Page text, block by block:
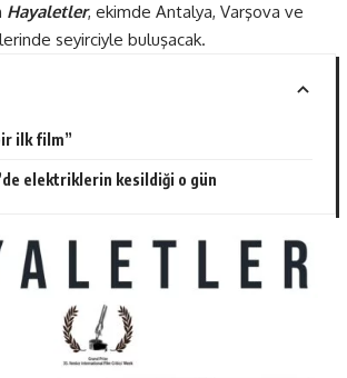
Hayaletler, ekimde Antalya, Varşova ve
seyirciyle buluşacak.
ilk film”
elektriklerin kesildiği o gün